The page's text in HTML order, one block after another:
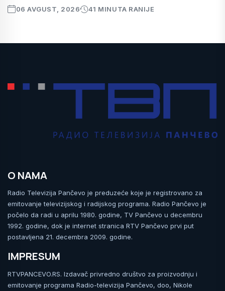
06 AVGUST, 2026 41 MINUTA RANIJE
O NAMA
Radio Televizija Pančevo je preduzeće koje je registrovano za
emitovanje televizijskog i radijskog programa. Radio Pančevo je
počelo da radi u aprilu 1980. godine, TV Pančevo u decembru
1992. godine, dok je internet stranica RTV Pančevo prvi put
postavljena 21. decembra 2009. godine.
IMPRESUM
RTVPANCEVO.RS. Izdavač privredno društvo za proizvodnju i
emitovanje programa Radio-televizija Pančevo, doo, Nikole